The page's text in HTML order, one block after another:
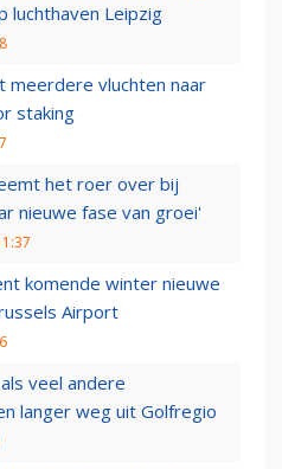
luchthaven Leipzig
meerdere vluchten naar
staking
het roer over bij
nieuwe fase van groei'
komende winter nieuwe
Airport
veel andere
langer weg uit Golfregio